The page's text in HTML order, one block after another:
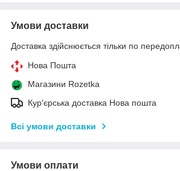
Умови доставки
Доставка здійснюється тільки по
Нова Пошта
Магазини Rozetka
Кур'єрська доставка Нова пошта
Всі умови доставки
Умови оплати